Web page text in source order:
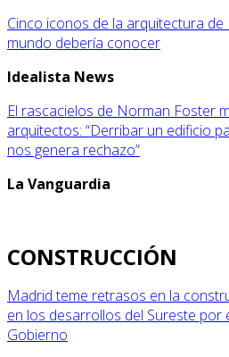
Cinco iconos de la arquitectura
mundo debería conocer
Idealista News
El rascacielos de Norman Foster
arquitectos: “Derribar un edificio
nos genera rechazo”
La Vanguardia
CONSTRUCCIÓN
Madrid teme retrasos en la
en los desarrollos del Sureste por
Gobierno